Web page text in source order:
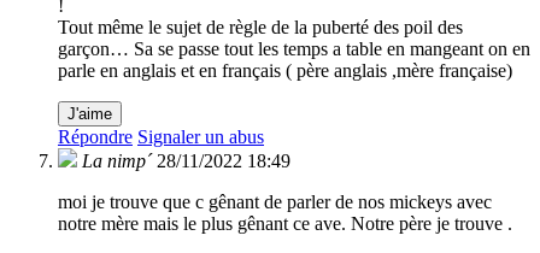
!
Tout même le sujet de règle de la puberté des poil des
garçon… Sa se passe tout les temps a table en mangeant on en
parle en anglais et en français ( père anglais ,mère française)
J'aime
Répondre Signaler un abus
La nimp´ 28/11/2022 18:49
moi je trouve que c gênant de parler de nos mickeys avec
notre mère mais le plus gênant ce ave. Notre père je trouve .